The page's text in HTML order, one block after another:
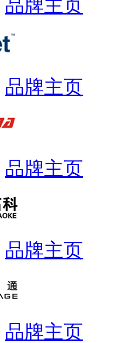
品牌主页
品牌主页
品牌主页
品牌主页
品牌主页